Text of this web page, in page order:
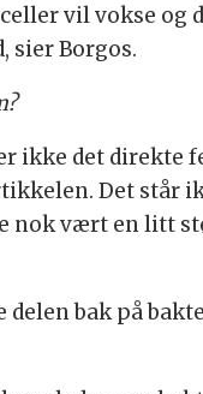
vil vokse og
sier Borgos.
ikke det direkte
Det står
nok vært en litt
bak på